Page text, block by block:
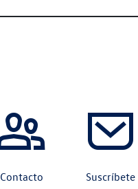
Contacto Suscríbete